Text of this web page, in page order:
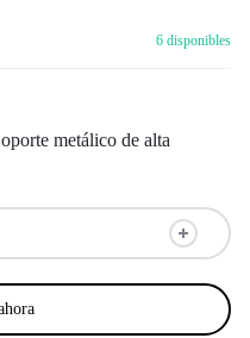
6 disponibles
metálico de alta